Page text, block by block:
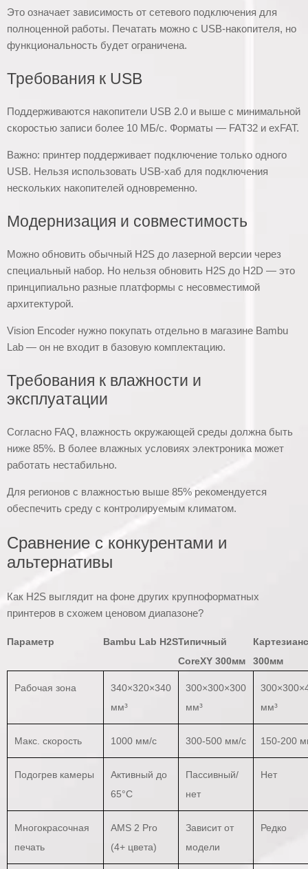
Это означает зависимость от сетевого подключения для
полноценной работы. Печатать можно с USB-накопителя, но
функциональность будет ограничена.
Требования к USB
Поддерживаются накопители USB 2.0 и выше с минимальной
скоростью записи более 10 МБ/с. Форматы — FAT32 и exFAT.
Важно: принтер поддерживает подключение только одного
USB. Нельзя использовать USB-хаб для подключения
нескольких накопителей одновременно.
Модернизация и совместимость
Можно обновить обычный H2S до лазерной версии через
специальный набор. Но нельзя обновить H2S до H2D — это
принципиально разные платформы с несовместимой
архитектурой.
Vision Encoder нужно покупать отдельно в магазине Bambu
Lab — он не входит в базовую комплектацию.
Требования к влажности и
эксплуатации
Согласно FAQ, влажность окружающей среды должна быть
ниже 85%. В более влажных условиях электроника может
работать нестабильно.
Для регионов с влажностью выше 85% рекомендуется
обеспечить среду с контролируемым климатом.
Сравнение с конкурентами и
альтернативы
Как H2S выглядит на фоне других крупноформатных
принтеров в схожем ценовом диапазоне?
Параметр Bambu Lab H2SТипичный
CoreXY 300мм
300мм
Рабочая зона
340×320×340
мм³
300×300×300
мм³
мм³
Макс. скорость 1000 мм/с 300-500 мм/с 150-200
Подогрев камеры
Активный до
65°C
Пассивный/
нет
Нет
Многокрасочная
печать
AMS 2 Pro
(4+ цвета)
Зависит от
модели
Редко